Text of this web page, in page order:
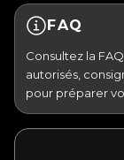
FAQ
Consultez la
autorisés,
pour préparer